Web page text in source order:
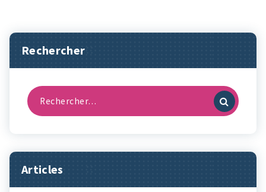
Rechercher
Recherche
pour :
Articles